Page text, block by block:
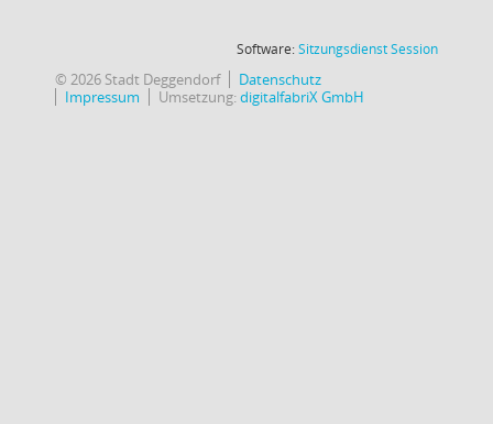
Software:SitzungsdienstSession(Wird in
© 2026 Stadt Deggendorf
Datenschutz
Impressum
Umsetzung:digitalfabriX GmbH